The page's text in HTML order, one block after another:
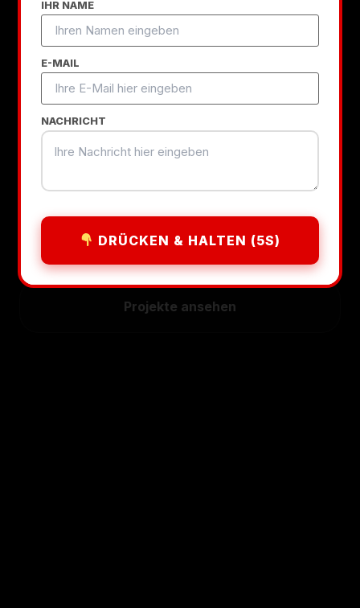
IHR NAME
E-MAIL
NACHRICHT
DRÜCKEN & HALTEN (5S)
Design
Wir sind Ihr lokales Webdesign-Team.
Professionelle Websites ab 250€,
optimiert für Konversion und Vertrauen in
2026.Zahlen Sie erst, wenn Sie zufrieden
Projekte ansehen